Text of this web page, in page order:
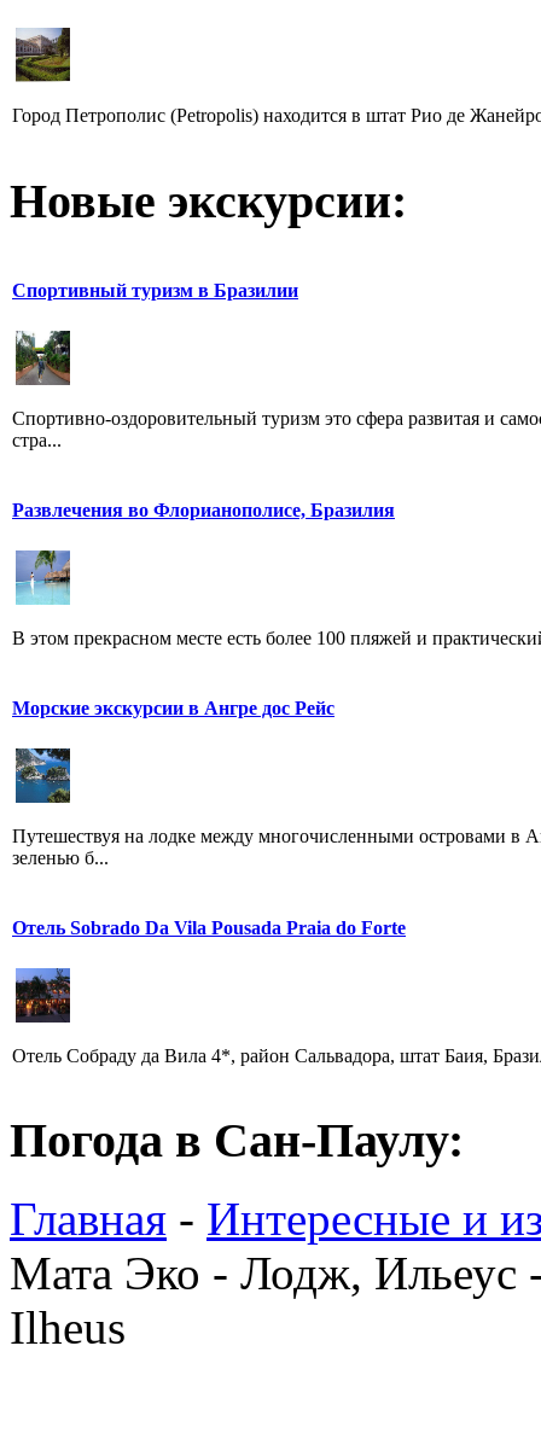
Город Петрополис (Petropolis) находится в штат Рио де
Новые экскурсии:
Спортивный туризм в Бразилии
Спортивно-оздоровительный туризм это сфера развитая и
стра...
Развлечения во Флорианополисе, Бразилия
В этом прекрасном месте есть более 100 пляжей и
Морские экскурсии в Ангре дос Рейс
Путешествуя на лодке между многочисленными островами в
зеленью б...
Отель Sobrado Da Vila Pousada Praia do Forte
Отель Собраду да Вила 4*, район Сальвадора, штат Баия,
Погода в Сан-Паулу:
Главная - Интересные и
Мата Эко - Лодж, Ильеус
Ilheus